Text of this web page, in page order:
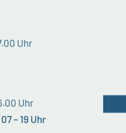
Uhr
Uhr
– 19 Uhr